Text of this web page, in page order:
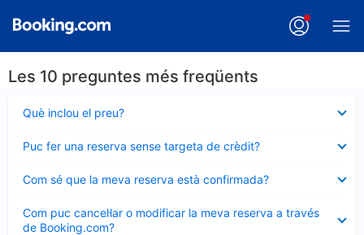
Les 10 preguntes més freqüents
Què inclou el preu?
tancat
Puc fer una reserva sense targeta de crèdit?
tancat
Com sé que la meva reserva està confirmada?
tancat
Com puc cancel·lar o modificar la meva reserva a través
de Booking.com?
tancat